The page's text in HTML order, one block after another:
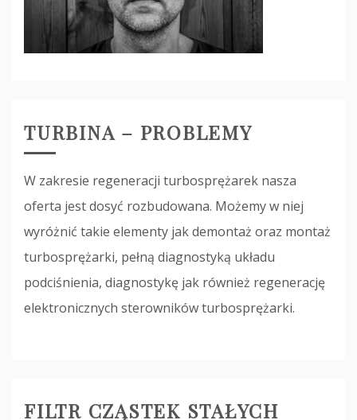
TURBINA – PROBLEMY
W zakresie regeneracji turbosprężarek nasza
oferta jest dosyć rozbudowana. Możemy w niej
wyróżnić takie elementy jak demontaż oraz montaż
turbosprężarki, pełną diagnostyką układu
podciśnienia, diagnostykę jak również regenerację
elektronicznych sterowników turbosprężarki.
FILTR CZĄSTEK STAŁYCH